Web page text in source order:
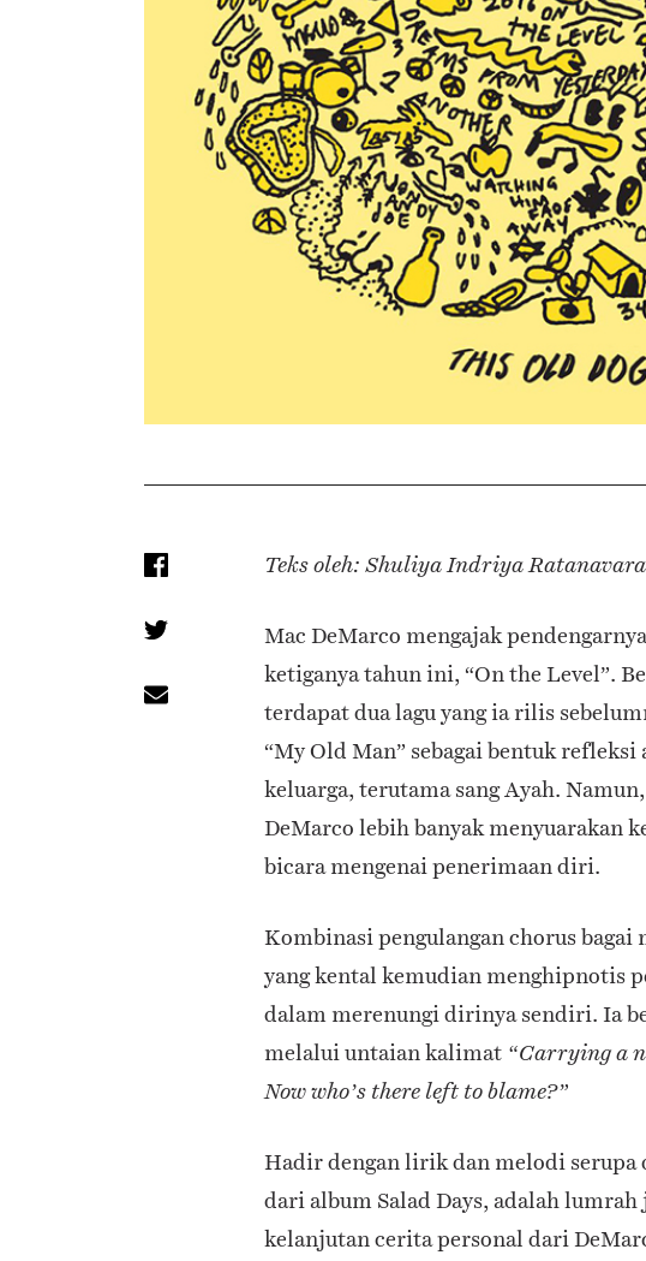
Teks oleh: Shuliya Indriya Ratanavara
Mac DeMarco mengajak
ketiganya tahun ini, “On the Level”.
terdapat dua lagu yang ia rilis
“My Old Man” sebagai bentuk refleksi
keluarga, terutama sang Ayah.
DeMarco lebih banyak menyuarakan
bicara mengenai penerimaan diri.
Kombinasi pengulangan chorus
yang kental kemudian menghipnotis
dalam merenungi dirinya sendiri. Ia
melalui untaian kalimat “Carrying a
Now who’s there left to blame?”
Hadir dengan lirik dan melodi serupa
dari album Salad Days, adalah
kelanjutan cerita personal dari